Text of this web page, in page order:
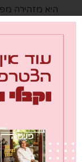
היא מזהירה
מהר מדי
ולזהוּת שאתה
ובהדרגה,
המשפחות, עם
ונרקם".
מבחינתנו
באופן שבונה
חלק